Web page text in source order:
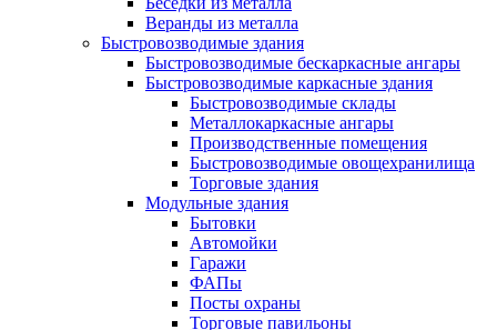
Веранды из металла
Быстровозводимые здания
Быстровозводимые бескаркасные ангары
Быстровозводимые каркасные здания
Быстровозводимые склады
Металлокаркасные ангары
Производственные помещения
Быстровозводимые овощехранилища
Торговые здания
Модульные здания
Бытовки
Автомойки
Гаражи
ФАПы
Посты охраны
Торговые павильоны